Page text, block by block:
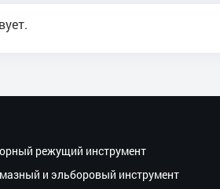
режущий инструмент
и эльборовый инструмент